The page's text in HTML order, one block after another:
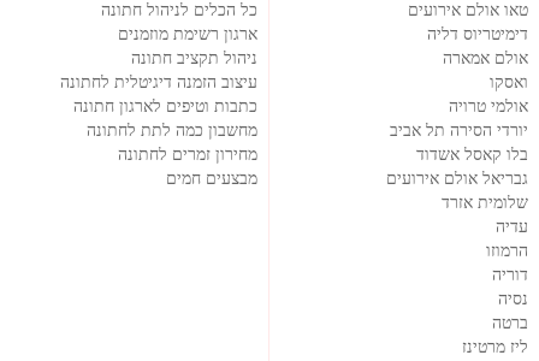
טאו אולם אירועים
דימיטריוס דליה
אולם אמארה
ואסקו
אולמי טרויה
יורדי הסירה תל אביב
בלו קאסל אשדוד
גבריאל אולם אירועים
שלומית אזרד
עדיה
הרמוזו
דוריה
נסיה
ברטה
ליז מרטינז
כל הכלים לניהול חתונה
ארגון רשימת מוזמנים
ניהול תקציב חתונה
עיצוב הזמנה דיגיטלית לחתונה
כתבות וטיפים לארגון חתונה
מחשבון כמה לתת לחתונה
מחירון זמרים לחתונה
מבצעים חמים